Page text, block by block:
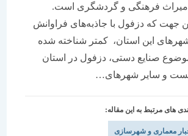
فرهنگی و گردشگری است.
دزفول با جاذبه‌های فراوانش
این استان، ‌‌‌ کمتر شناخته شده
دستی، دزفول در استان
و سایر شهرهای…
به این مقاله:
و شهرسازی